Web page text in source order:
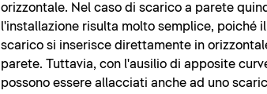
orizzontale. Nel caso di scarico a parete
l'installazione risulta molto semplice, poiché
scarico si inserisce direttamente in
parete. Tuttavia, con l'ausilio di apposite
possono essere allacciati anche ad uno